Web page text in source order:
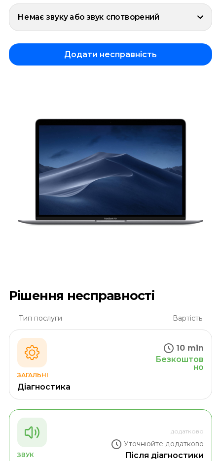
Немає звуку або звук спотворений
Додати несправність
Рішення несправності
Тип послуги Вартість
ЗАГАЛЬНІ
Діагностика
10 min
Безкоштов
но
ЗВУК
додатково
Уточнюйте додатково
Після діагностики